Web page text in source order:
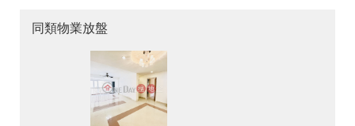
同類物業放盤